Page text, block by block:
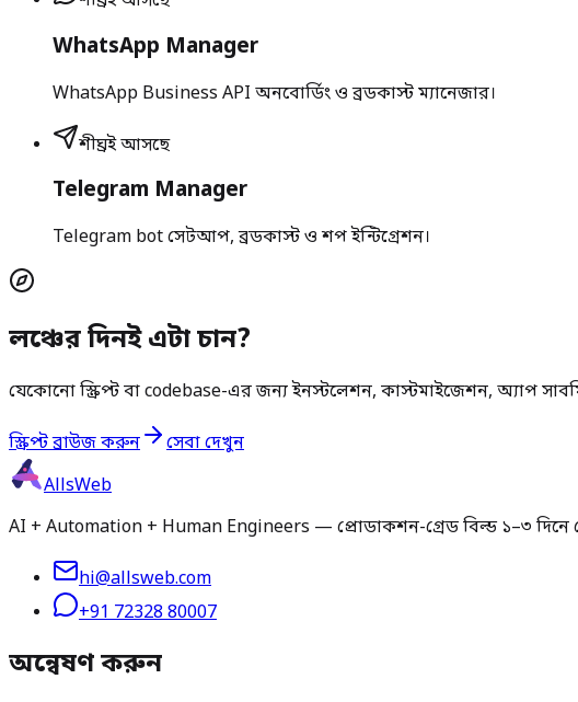
WhatsApp Manager
WhatsApp Business API অনবোর্ডিং ও ব্রডকাস্ট ম্যানেজার।
শীঘ্রই আসছে
Telegram Manager
Telegram bot সেটআপ, ব্রডকাস্ট ও শপ ইন্টিগ্রেশন।
লঞ্চের দিনই এটা চান?
যেকোনো স্ক্রিপ্ট বা codebase-এর জন্য ইনস্টলেশন, কাস্টমাইজেশন, অ্যাপ
স্ক্রিপ্ট ব্রাউজ করুন
সেবা দেখুন
AllsWeb
AI + Automation + Human Engineers — প্রোডাকশন-গ্রেড বিল্ড ১–৩ দিনে
hi@allsweb.com
+91 72328 80007
অন্বেষণ করুন